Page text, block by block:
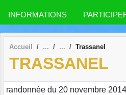
INFORMATIONS
Accueil Trassanel
TRASSANEL
randonnée du 20 novembre